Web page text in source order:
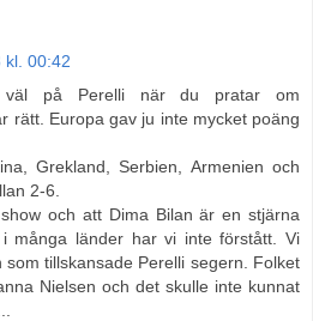
kl. 00:42
väl på Perelli när du pratar om
rätt. Europa gav ju inte mycket poäng
Grekland, Serbien, Armenien och
2-6.
och att Dima Bilan är en stjärna
många länder har vi inte förstått. Vi
som tillskansade Perelli segern. Folket
Nielsen och det skulle inte kunnat